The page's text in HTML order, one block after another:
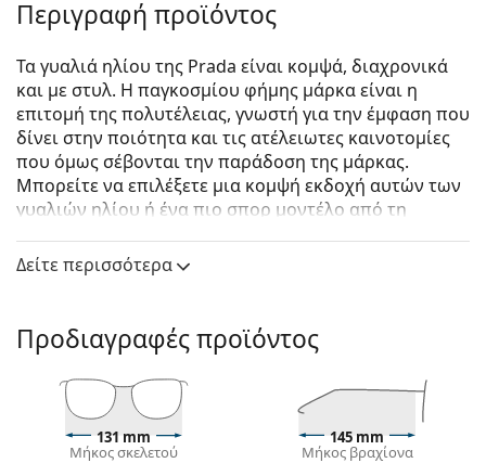
Περιγραφή προϊόντος
Τα γυαλιά ηλίου της Prada είναι κομψά, διαχρονικά
και με στυλ. Η παγκοσμίου φήμης μάρκα είναι η
επιτομή της πολυτέλειας, γνωστή για την έμφαση που
δίνει στην ποιότητα και τις ατέλειωτες καινοτομίες
που όμως σέβονται την παράδοση της μάρκας.
Μπορείτε να επιλέξετε μια κομψή εκδοχή αυτών των
γυαλιών ηλίου ή ένα πιο σπορ μοντέλο από τη
λωρίδα. Όποιο στυλ κι αν επιλέξετε, με τα γυαλιά
ηλίου Prada θα είστε πάντα εξαιρετικοί και
Prada 0PR 17WS 2AU8C1 49είναι unisex γυαλιά ηλίου.
Δείτε πώς φαίνονται πάνω σας αυτά τα γυαλιά ηλίου
με τη λειτουργία του Εικονικού καθρέφτη του
Lentiamo.
Δείτε περισσότερα
Προδιαγραφές προϊόντος
131 mm
Μήκος σκελετού
145 mm
Μήκος βραχίονα